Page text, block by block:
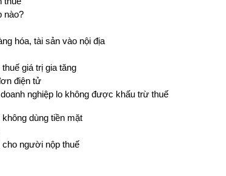
nào?
hóa, tài sản vào nội địa
giá trị gia tăng
điện tử
nghiệp lo không được khấu trừ thuế
dùng tiền mặt
người nộp thuế